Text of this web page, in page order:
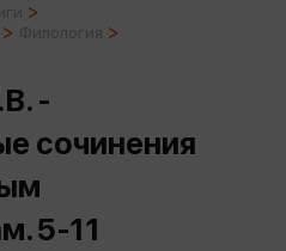
-
сочинения
5-11